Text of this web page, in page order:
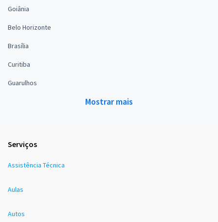
Goiânia
Belo Horizonte
Brasília
Curitiba
Guarulhos
Mostrar mais
Serviços
Assistência Técnica
Aulas
Autos